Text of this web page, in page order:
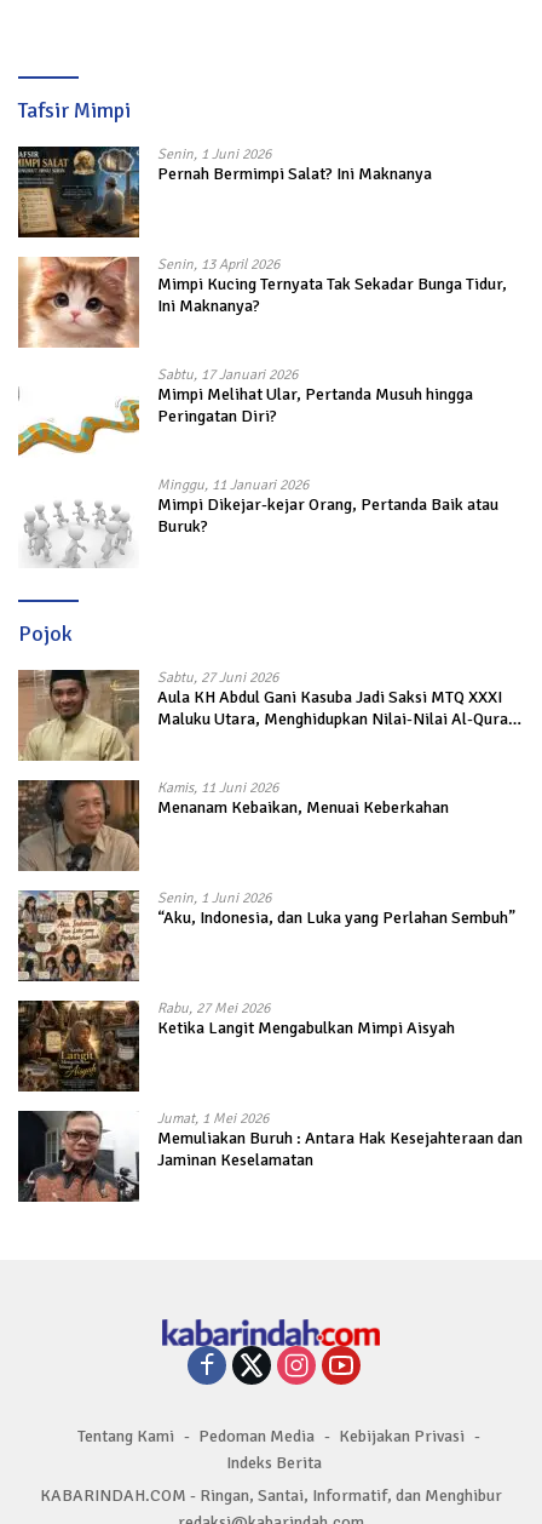
Tafsir Mimpi
Senin, 1 Juni 2026
Pernah Bermimpi Salat? Ini Maknanya
Senin, 13 April 2026
Mimpi Kucing Ternyata Tak Sekadar Bunga Tidur,
Ini Maknanya?
Sabtu, 17 Januari 2026
Mimpi Melihat Ular, Pertanda Musuh hingga
Peringatan Diri?
Minggu, 11 Januari 2026
Mimpi Dikejar-kejar Orang, Pertanda Baik atau
Buruk?
Pojok
Sabtu, 27 Juni 2026
Aula KH Abdul Gani Kasuba Jadi Saksi MTQ XXXI
Maluku Utara, Menghidupkan Nilai-Nilai Al-Quran
Kamis, 11 Juni 2026
Menanam Kebaikan, Menuai Keberkahan
Senin, 1 Juni 2026
“Aku, Indonesia, dan Luka yang Perlahan Sembuh”
Rabu, 27 Mei 2026
Ketika Langit Mengabulkan Mimpi Aisyah
Jumat, 1 Mei 2026
Memuliakan Buruh : Antara Hak Kesejahteraan dan
Jaminan Keselamatan
Tentang Kami Pedoman Media
Kebijakan Privasi
Indeks Berita
KABARINDAH.COM - Ringan, Santai, Informatif, dan Menghibur